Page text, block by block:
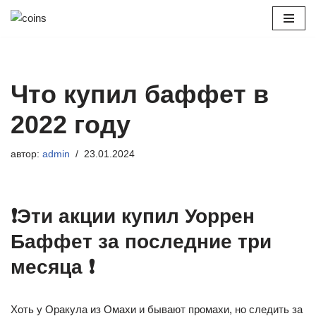
Что купил баффет в
2022 году
автор: admin 23.01.2024
❗️Эти акции купил Уоррен
Баффет за последние три
месяца ❗️
Хоть у Оракула из Омахи и бывают промахи, но следить за